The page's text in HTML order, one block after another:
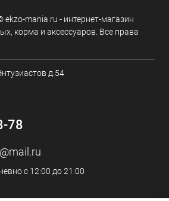
mania.ru - интернет-магазин
корма и аксессуаров. Все права
д.54
78
с 12:00 до 21:00